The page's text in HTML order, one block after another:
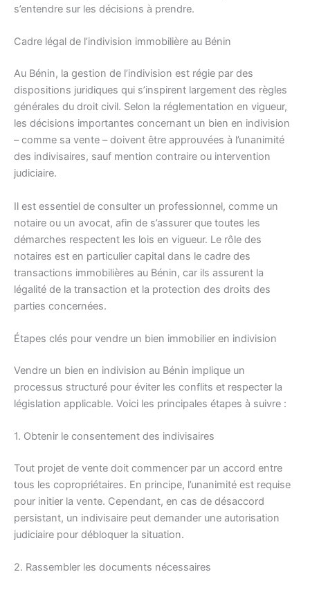
s’entendre sur les décisions à prendre.
Cadre légal de l’indivision immobilière au Bénin
Au Bénin, la gestion de l’indivision est régie par des
dispositions juridiques qui s’inspirent largement des règles
générales du droit civil. Selon la réglementation en vigueur,
les décisions importantes concernant un bien en indivision
– comme sa vente – doivent être approuvées à l’unanimité
des indivisaires, sauf mention contraire ou intervention
judiciaire.
Il est essentiel de consulter un professionnel, comme un
notaire ou un avocat, afin de s’assurer que toutes les
démarches respectent les lois en vigueur. Le rôle des
notaires est en particulier capital dans le cadre des
transactions immobilières au Bénin, car ils assurent la
légalité de la transaction et la protection des droits des
parties concernées.
Étapes clés pour vendre un bien immobilier en indivision
Vendre un bien en indivision au Bénin implique un
processus structuré pour éviter les conflits et respecter la
législation applicable. Voici les principales étapes à suivre :
1. Obtenir le consentement des indivisaires
Tout projet de vente doit commencer par un accord entre
tous les copropriétaires. En principe, l’unanimité est requise
pour initier la vente. Cependant, en cas de désaccord
persistant, un indivisaire peut demander une autorisation
judiciaire pour débloquer la situation.
2. Rassembler les documents nécessaires